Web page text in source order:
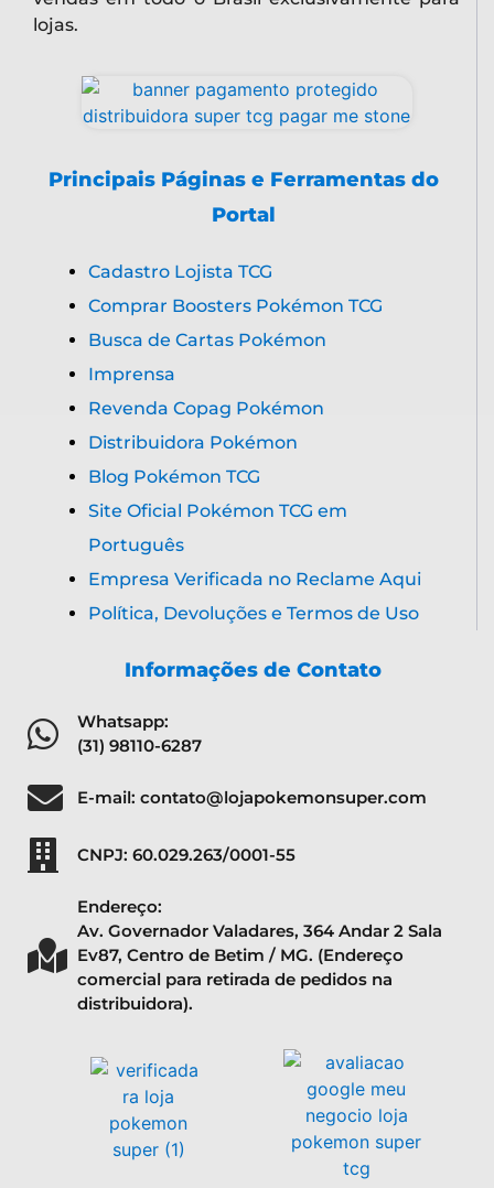
lojas.
Principais Páginas e Ferramentas do
Portal
Cadastro Lojista TCG
Comprar Boosters Pokémon TCG
Busca de Cartas Pokémon
Imprensa
Revenda Copag Pokémon
Distribuidora Pokémon
Blog Pokémon TCG
Site Oficial Pokémon TCG em
Português
Empresa Verificada no Reclame Aqui
Política, Devoluções e Termos de Uso
Informações de Contato
Whatsapp:
(31) 98110-6287
E-mail: contato@lojapokemonsuper.com
CNPJ: 60.029.263/0001-55
Endereço:
Av. Governador Valadares, 364 Andar 2 Sala
Ev87, Centro de Betim / MG. (Endereço
comercial para retirada de pedidos na
distribuidora).